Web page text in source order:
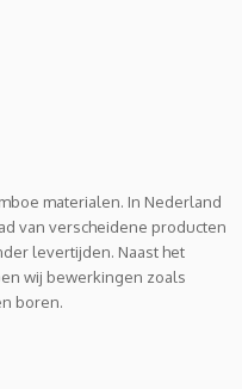
materialen. In Nederland
van verscheidene producten
levertijden. Naast het
wij bewerkingen zoals
boren.